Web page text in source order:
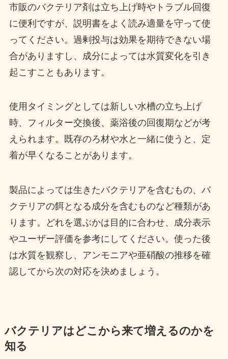
市販のバクテリア剤は立ち上げ時やトラブル回復
に便利ですが、説明書をよく読み適量を守って使
ってください。過剰投与は効果を期待できない場
合がありますし、成分によっては水質変化を引き
起こすこともあります。
使用タイミングとしては新しい水槽の立ち上げ
時、フィルター交換後、薬浴後の回復期などが考
えられます。既存のろ材や水と一緒に使うと、定
着が早くなることがあります。
製品によっては生きたバクテリアを含むもの、バ
クテリアの餌となる成分を含むものなど種類があ
ります。どれを選ぶかは目的に合わせ、成分表示
やユーザー評価を参考にしてください。使った後
は水質を観察し、アンモニアや亜硝酸の推移を確
認してから次の対応を決めましょう。
バクテリアはどこから来て増えるのかを
知る